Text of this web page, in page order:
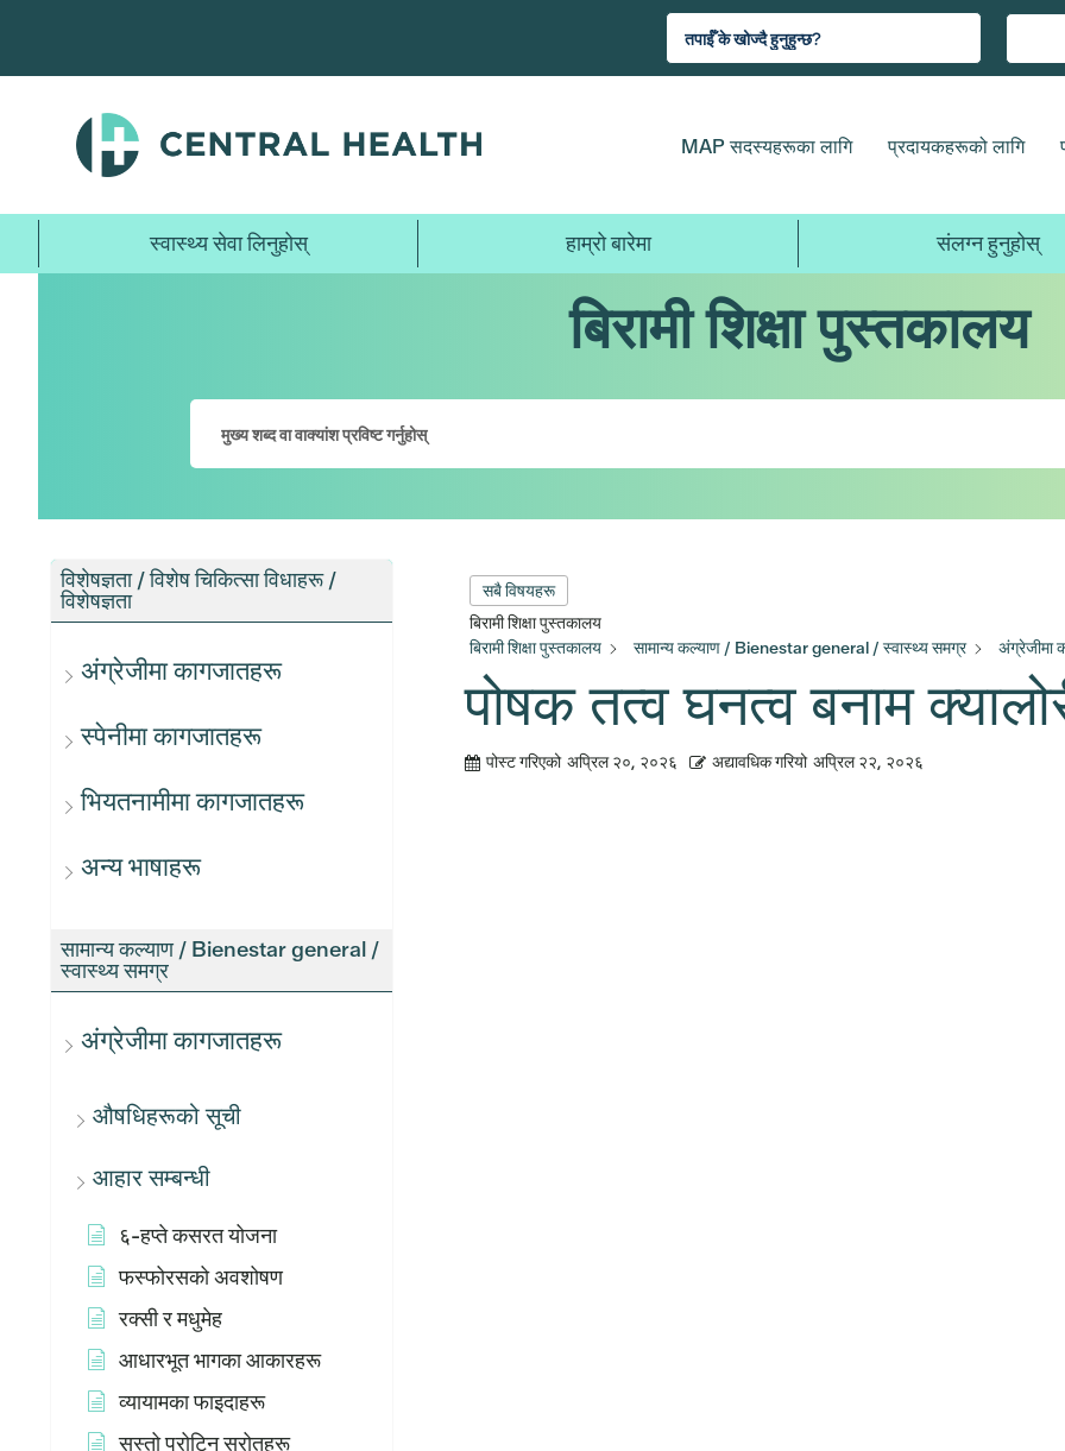
जानुहोस्
MAP सदस्यहरूका लागि प्रदायकहरूको लागि
स्वास्थ्य सेवा लिनुहोस् हाम्रो बारेमा संलग्न हुनुहोस्
बिरामी शिक्षा पुस्तकालय
विशेषज्ञता / विशेष चिकित्सा विधाहरू /
विशेषज्ञता
अंग्रेजीमा कागजातहरू
स्पेनीमा कागजातहरू
भियतनामीमा कागजातहरू
अन्य भाषाहरू
सामान्य कल्याण / Bienestar general /
स्वास्थ्य समग्र
अंग्रेजीमा कागजातहरू
औषधिहरूको सूची
आहार सम्बन्धी
६-हप्ते कसरत योजना
फस्फोरसको अवशोषण
रक्सी र मधुमेह
आधारभूत भागका आकारहरू
व्यायामका फाइदाहरू
सस्तो प्रोटिन स्रोतहरू
सबै विषयहरू
बिरामी शिक्षा पुस्तकालय
बिरामी शिक्षा पुस्तकालय
सामान्य कल्याण / Bienestar general / स्वास्थ्य समग्र अंग्रेजीमा
पोषक तत्व घनत्व बनाम
पोस्ट गरिएको अप्रिल २०, २०२६ अद्यावधिक गरियो अप्रिल २२, २०२६